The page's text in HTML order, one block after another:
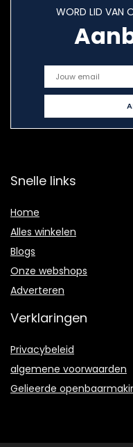
WORD LID VAN
Snelle links
Home
Alles winkelen
Blogs
Onze webshops
Adverteren
Verklaringen
Privacybeleid
algemene voorwaarden
Gelieerde